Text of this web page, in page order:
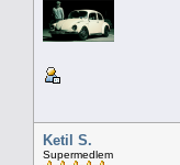
Ketil S.
Supermedlem